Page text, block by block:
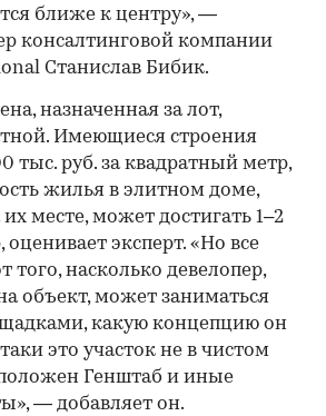
ближе к центру», —
консалтинговой компании
Станислав Бибик.
назначенная за лот,
Имеющиеся строения
тыс. руб. за квадратный метр,
жилья в элитном доме,
месте, может достигать 1–2
оценивает эксперт. «Но все
того, насколько девелопер,
объект, может заниматься
какую концепцию он
это участок не в чистом
Генштаб и иные
—​ добавляет он.